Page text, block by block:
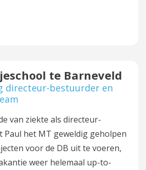
te Barneveld
directeur-bestuurder en
van ziekte als directeur-
Paul het MT geweldig geholpen
voor de DB uit te voeren,
weer helemaal up-to-